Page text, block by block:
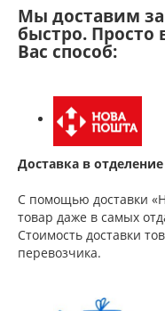
Мы доставим
быстро. Просто
Вас способ:
Доставка в
С помощью доставки
товар даже в самых
Стоимость доставки
перевозчика.